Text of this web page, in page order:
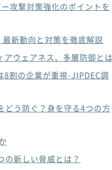
攻撃対策強化のポイントを
新動向と対策を徹底解説
ウェアネス、多層防御とは
割の企業が重視-JIPDEC調
どう防ぐ？身を守る4つの方
新しい脅威とは？